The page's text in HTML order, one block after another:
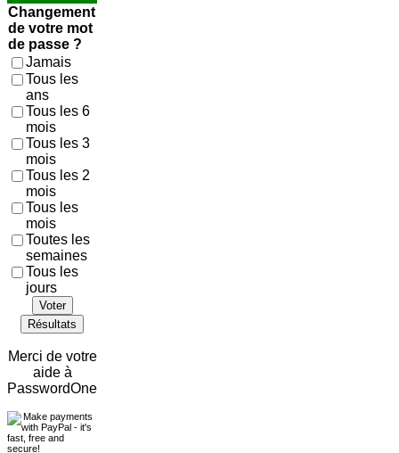
Changement
de votre mot
de passe ?
Jamais
Tous les
ans
Tous les 6
mois
Tous les 3
mois
Tous les 2
mois
Tous les
mois
Toutes les
semaines
Tous les
jours
Voter
Résultats
Merci de votre
aide à
PasswordOne